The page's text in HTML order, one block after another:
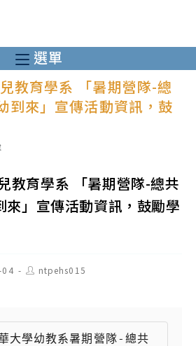
選單
教育學系 「暑期營隊-總
到來」宣傳活動資訊，鼓
教育學系 「暑期營隊-總共
來」宣傳活動資訊，鼓勵學
04
Post
author:
ntpehs015
大學幼教系暑期營隊-總共